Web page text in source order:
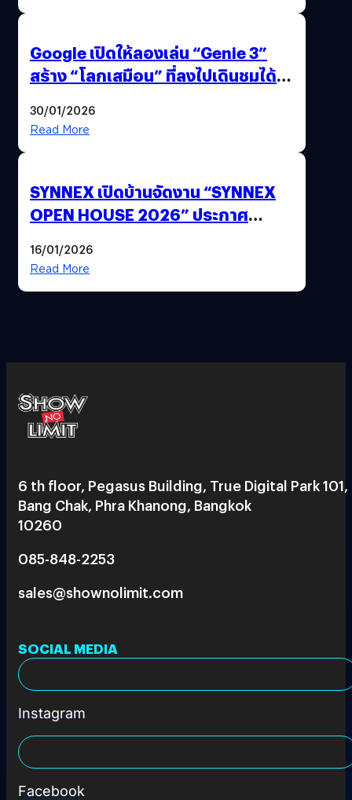
Google เปิดให้ลองเล่น “Genie 3”
สร้าง “โลกเสมือน” ที่ลงไปเดินชมได้
30/01/2026
Read More
SYNNEX เปิดบ้านจัดงาน “SYNNEX
OPEN HOUSE 2026” ประกาศ
ได้ 53,000 ล้านบาท
16/01/2026
Read More
6 th floor, Pegasus Building, True Digital Park 101,
Bang Chak, Phra Khanong, Bangkok
10260
085-848-2253
sales@shownolimit.com
SOCIAL MEDIA
Instagram
Facebook